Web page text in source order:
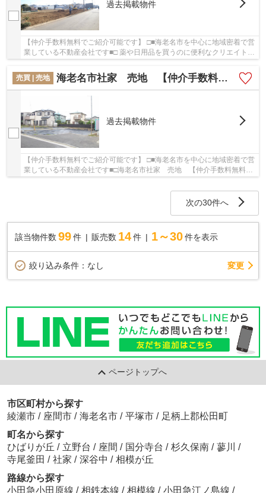
過去掲載物件
【仲介手数料無料でご紹介可能です】 □■海老名市を中心に地域密着で営
業している不動産会社です■□ 薬や日用品を買うのに便利なクリエイト
売買 | 売地
海老名市社家 売地 【仲介手数料無料】
過去掲載物件
【仲介手数料無料でご紹介可能です】 □■海老名市を中心に地域密着で営
業している不動産会社です■□海老名市社家 売地 【仲介手数料無料】
次の30件へ
該当物件数 99件 販売数 14 件 1～30 件を表示
絞り込み条件： なし 変更
ページトップへ
市区町村から探す
綾瀬市 / 座間市 / 海老名市 / 平塚市 / 足柄上郡松田町
町名から探す
ひばりが丘 / 立野台 / 座間 / 国分寺台 / 杉久保南 / 蓼川 /
寺尾釜田 / 社家 / 深谷中 / 相模が丘
路線から探す
小田急小田原線 / 相鉄本線 / 相模線 / 小田急江ノ島線 /